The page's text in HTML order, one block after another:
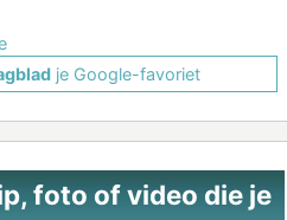
je Google-favoriet
foto of video die je